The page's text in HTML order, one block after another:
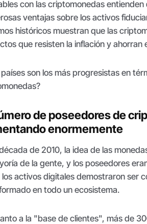
con las criptomonedas
ventajas sobre los activos
históricos muestran que las
que resisten la inflación y ahorran
países son los más progresistas en
de poseedores de
enormemente
de 2010, la idea de las
de la gente, y los poseedores
los activos digitales demostraron ser
en todo un ecosistema.
a la "base de clientes", más de